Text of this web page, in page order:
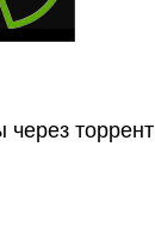
торрент